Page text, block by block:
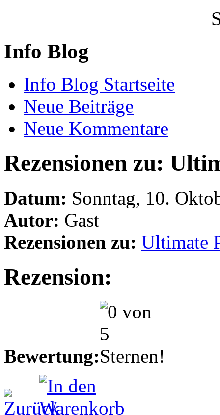
Info Blog
Info Blog Startseite
Neue Beiträge
Neue Kommentare
Rezensionen zu:
Datum: Sonntag, 10.
Autor: Gast
Rezensionen zu: Ultimate
Rezension:
Bewertung: